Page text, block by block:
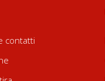
contatti